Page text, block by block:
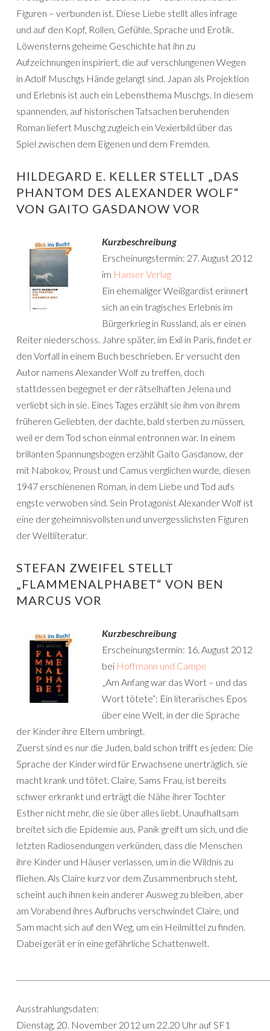
Figuren – verbunden ist. Diese Liebe stellt alles infrage
und auf den Kopf, Rollen, Gefühle, Sprache und Erotik.
Löwensterns geheime Geschichte hat ihn zu
Aufzeichnungen inspiriert, die auf verschlungenen Wegen
in Adolf Muschgs Hände gelangt sind. Japan als Projektion
und Erlebnis ist auch ein Lebensthema Muschgs. In diesem
spannenden, auf historischen Tatsachen beruhenden
Roman liefert Muschg zugleich ein Vexierbild über das
Spiel zwischen dem Eigenen und dem Fremden.
HILDEGARD E. KELLER STELLT „DAS
PHANTOM DES ALEXANDER WOLF“
VON GAITO GASDANOW VOR
Kurzbeschreibung
Erscheinungstermin: 27. August 2012
im Hanser Verlag
Ein ehemaliger Weißgardist erinnert
sich an ein tragisches Erlebnis im
Bürgerkrieg in Russland, als er einen
Reiter niederschoss. Jahre später, im Exil in Paris, findet er
den Vorfall in einem Buch beschrieben. Er versucht den
Autor namens Alexander Wolf zu treffen, doch
stattdessen begegnet er der rätselhaften Jelena und
verliebt sich in sie. Eines Tages erzählt sie ihm von ihrem
früheren Geliebten, der dachte, bald sterben zu müssen,
weil er dem Tod schon einmal entronnen war. In einem
brillanten Spannungsbogen erzählt Gaito Gasdanow, der
mit Nabokov, Proust und Camus verglichen wurde, diesen
1947 erschienenen Roman, in dem Liebe und Tod aufs
engste verwoben sind. Sein Protagonist Alexander Wolf ist
eine der geheimnisvollsten und unvergesslichsten Figuren
der Weltliteratur.
STEFAN ZWEIFEL STELLT
„FLAMMENALPHABET“ VON BEN
MARCUS VOR
Kurzbeschreibung
Erscheinungstermin: 16. August 2012
bei Hoffmann und Campe
„Am Anfang war das Wort – und das
Wort tötete“: Ein literarisches Epos
über eine Welt, in der die Sprache
der Kinder ihre Eltern umbringt.
Zuerst sind es nur die Juden, bald schon trifft es jeden: Die
Sprache der Kinder wird für Erwachsene unerträglich, sie
macht krank und tötet. Claire, Sams Frau, ist bereits
schwer erkrankt und erträgt die Nähe ihrer Tochter
Esther nicht mehr, die sie über alles liebt. Unaufhaltsam
breitet sich die Epidemie aus, Panik greift um sich, und die
letzten Radiosendungen verkünden, dass die Menschen
ihre Kinder und Häuser verlassen, um in die Wildnis zu
fliehen. Als Claire kurz vor dem Zusammenbruch steht,
scheint auch ihnen kein anderer Ausweg zu bleiben, aber
am Vorabend ihres Aufbruchs verschwindet Claire, und
Sam macht sich auf den Weg, um ein Heilmittel zu finden.
Dabei gerät er in eine gefährliche Schattenwelt.
Ausstrahlungsdaten:
Dienstag, 20. November 2012 um 22.20 Uhr auf SF1